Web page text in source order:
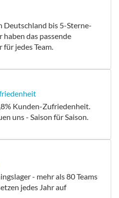
Deutschland bis 5-Sterne-
das passende
jedes Team.
Kunden-Zufriedenheit.
uns - Saison für Saison.
- mehr als 80 Teams
jedes Jahr auf